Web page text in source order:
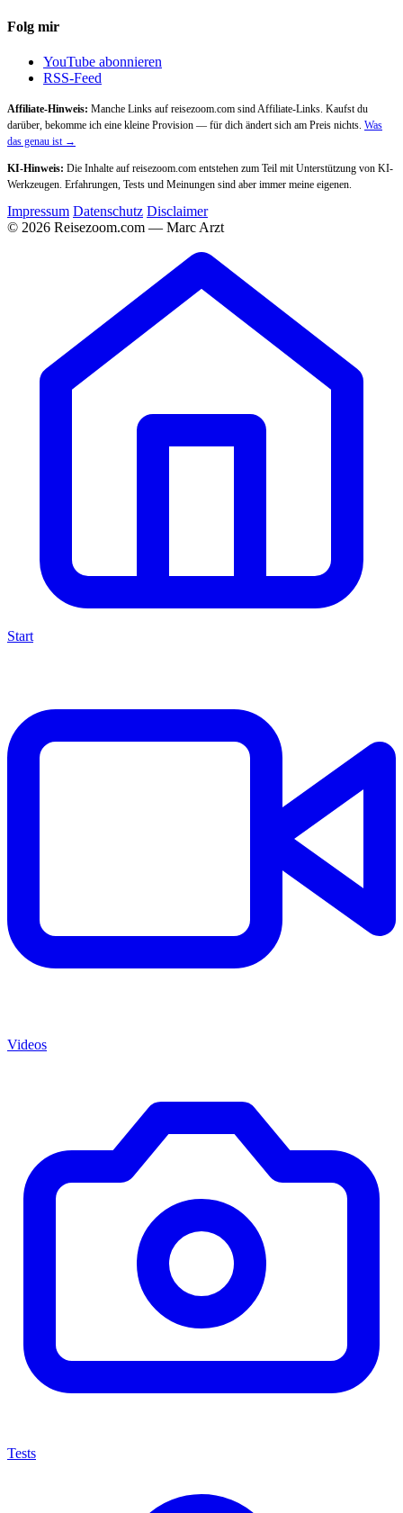
Folg mir
YouTube abonnieren
RSS-Feed
Affiliate-Hinweis: Manche Links auf reisezoom.com sind Affiliate-Links. Kaufst du
darüber, bekomme ich eine kleine Provision — für dich ändert sich am Preis nichts. Was
das genau ist →
KI-Hinweis: Die Inhalte auf reisezoom.com entstehen zum Teil mit Unterstützung von KI-
Werkzeugen. Erfahrungen, Tests und Meinungen sind aber immer meine eigenen.
Impressum Datenschutz Disclaimer
© 2026 Reisezoom.com — Marc Arzt
Start
Videos
Tests